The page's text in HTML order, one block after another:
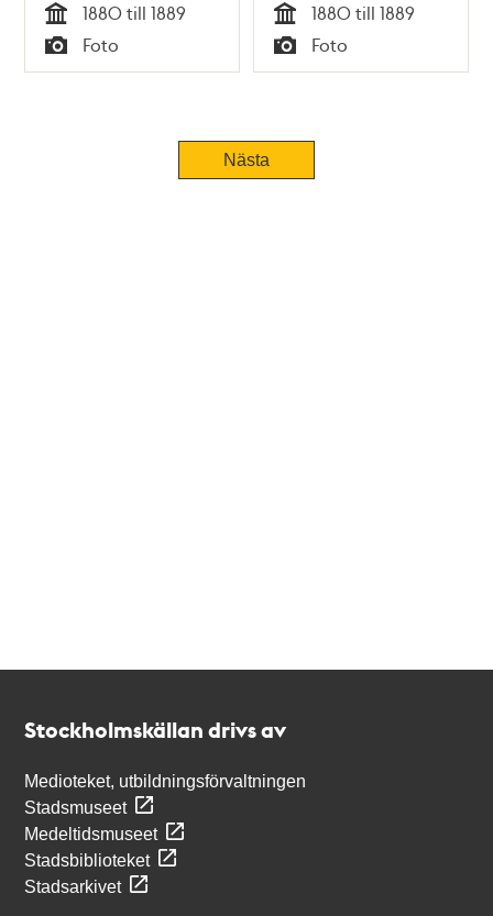
Tid
1880 till 1889
Typ
Foto Tid
1880 till 1889
Typ
Foto
Nästa
Stockholmskällan drivs av
Medioteket, utbildningsförvaltningen
Stadsmuseet
Medeltidsmuseet
Stadsbiblioteket
Stadsarkivet